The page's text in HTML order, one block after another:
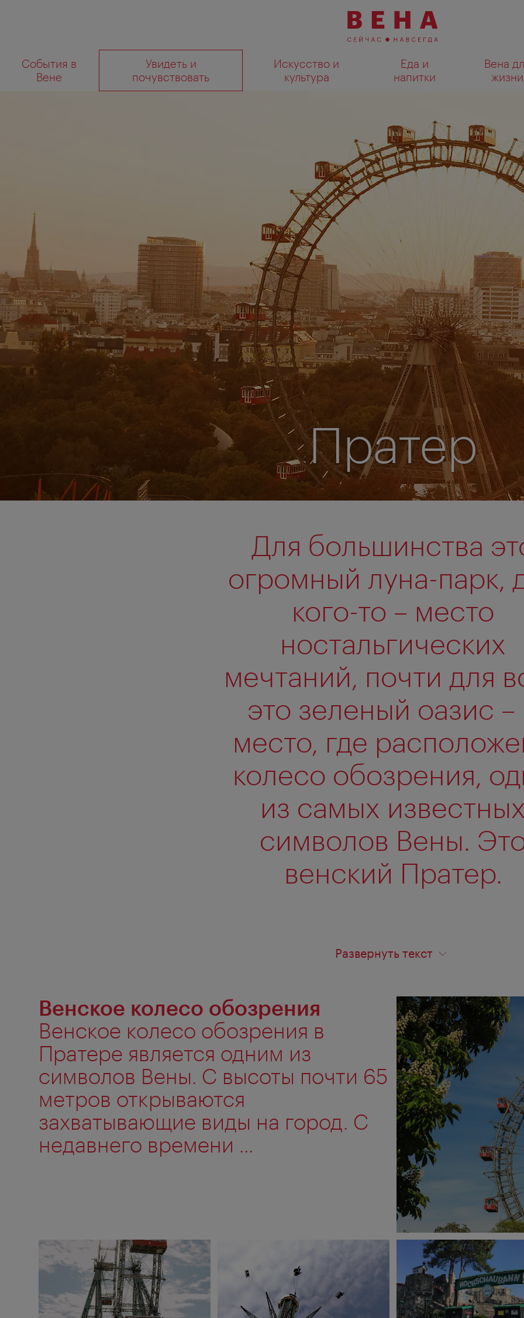
навигации
содержанию
События в
Вене
Увидеть и
почувствовать
Искусство и
культура
Еда и
напитки
Вена
жизни
Что
вы
ищете?
Пратер
Для большинства
огромный луна-парк,
кого-то – место
ностальгических
мечтаний, почти для
это зеленый оазис –
место, где
колесо обозрения,
из самых
символов Вены.
венский Пратер.
Развернуть текст
Венское колесо обозрения
Венское колесо обозрения в
Пратере является одним из
символов Вены. С высоты почти 65
метров открываются
захватывающие виды на город. С
недавнего времени ...